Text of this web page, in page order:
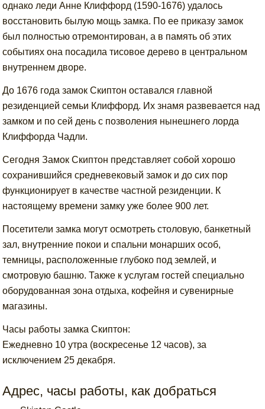
однако леди Анне Клиффорд (1590-1676) удалось
восстановить былую мощь замка. По ее приказу замок
был полностью отремонтирован, а в память об этих
событиях она посадила тисовое дерево в центральном
внутреннем дворе.
До 1676 года замок Скиптон оставался главной
резиденцией семьи Клиффорд. Их знамя развевается над
замком и по сей день с позволения нынешнего лорда
Клиффорда Чадли.
Сегодня Замок Скиптон представляет собой хорошо
сохранившийся средневековый замок и до сих пор
функционирует в качестве частной резиденции. К
настоящему времени замку уже более 900 лет.
Посетители замка могут осмотреть столовую, банкетный
зал, внутренние покои и спальни монарших особ,
темницы, расположенные глубоко под землей, и
смотровую башню. Также к услугам гостей специально
оборудованная зона отдыха, кофейня и сувенирные
магазины.
Часы работы замка Скиптон:
Ежедневно 10 утра (воскресенье 12 часов), за
исключением 25 декабря.
Адрес, часы работы, как добраться